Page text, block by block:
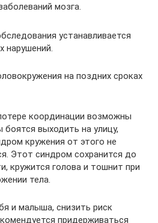
мозга.
устанавливается
нарушений.
на поздних сроках
координации возможны
выходить на улицу,
кружения от этого не
Этот синдром сохранится до
кружится голова и тошнит при
тела.
и малыша, снизить риск
придерживаться